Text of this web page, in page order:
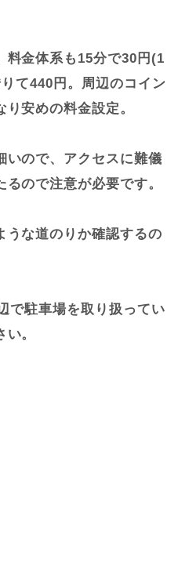
料金体系も15分で30円(1
て440円。周辺のコイン
安めの料金設定。
いので、アクセスに難儀
ので注意が必要です。
うな道のりか確認するの
で駐車場を取り扱ってい
。